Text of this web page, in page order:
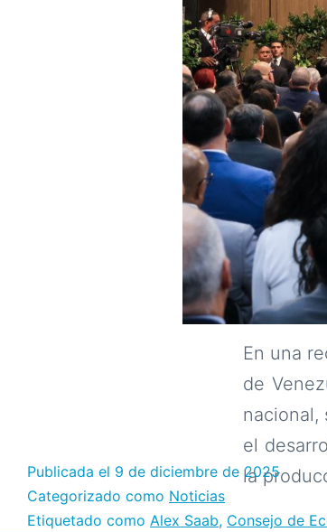
En una
de
nacional,
el
la
Publicada el 9 de diciembre de 2025
Categorizado como Noticias
Etiquetado como Alex Saab, Consejo de